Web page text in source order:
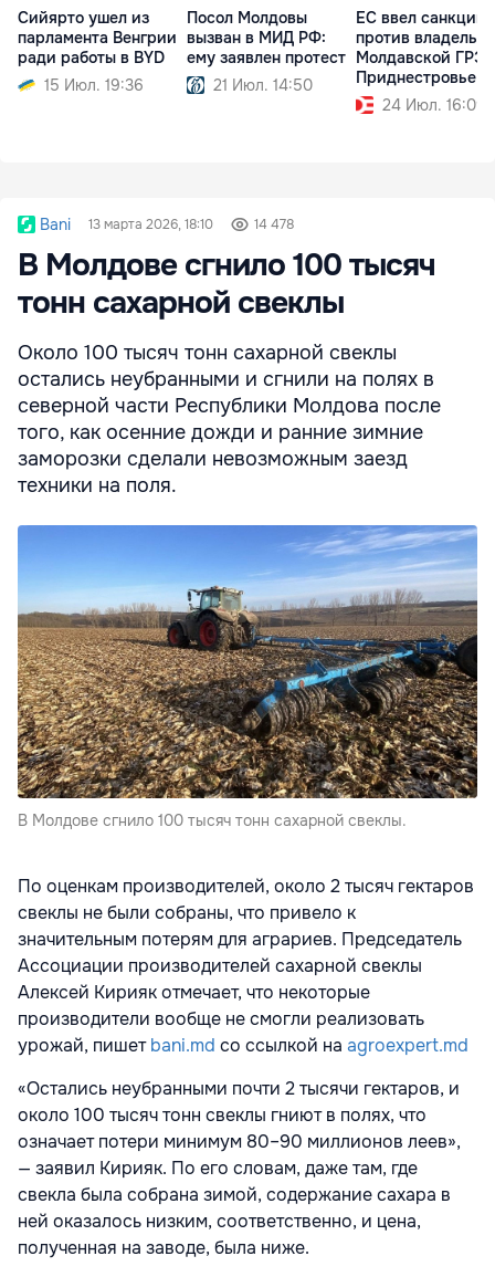
Сийярто ушел из
парламента Венгрии
ради работы в BYD
15 Июл. 19:36
Посол Молдовы
вызван в МИД РФ:
ему заявлен протест
21 Июл. 14:50
ЕС ввел санкции
против владельца
Молдавской
Приднестровье
24 Июл. 16:09
Bani 13 марта 2026, 18:10 14 478
В Молдове сгнило 100 тысяч
тонн сахарной свеклы
Около 100 тысяч тонн сахарной свеклы
остались неубранными и сгнили на полях в
северной части Республики Молдова после
того, как осенние дожди и ранние зимние
заморозки сделали невозможным заезд
техники на поля.
В Молдове сгнило 100 тысяч тонн сахарной свеклы.
По оценкам производителей, около 2 тысяч гектаров
свеклы не были собраны, что привело к
значительным потерям для аграриев. Председатель
Ассоциации производителей сахарной свеклы
Алексей Кирияк отмечает, что некоторые
производители вообще не смогли реализовать
урожай, пишетbani.md со ссылкой на agroexpert.md
«Остались неубранными почти 2 тысячи гектаров, и
около 100 тысяч тонн свеклы гниют в полях, что
означает потери минимум 80–90 миллионов леев»,
— заявил Кирияк. По его словам, даже там, где
свекла была собрана зимой, содержание сахара в
ней оказалось низким, соответственно, и цена,
полученная на заводе, была ниже.